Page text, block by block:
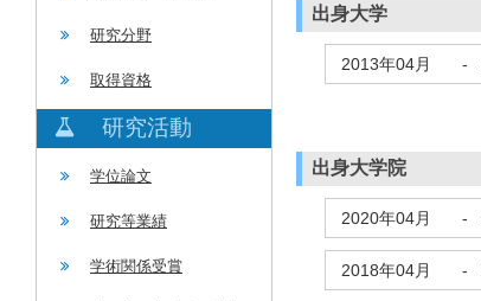
研究分野
取得資格
研究活動
学位論文
研究等業績
学術関係受賞
出身大学
2013年04月 -
出身大学院
2020年04月 -
2018年04月 -